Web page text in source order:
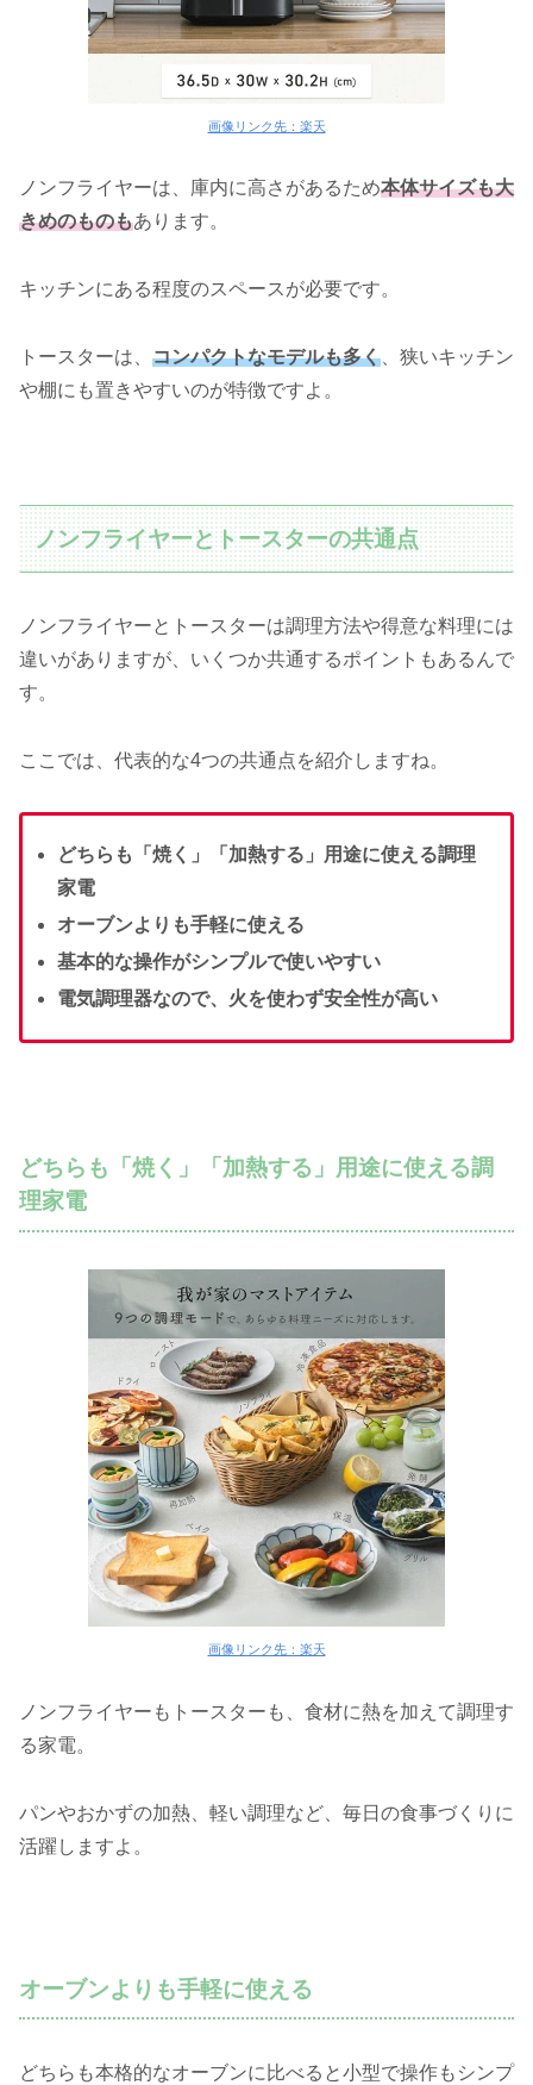
画像リンク先：楽天
ノンフライヤーは、庫内に高さがあるため本体サイズも大
きめのものもあります。
キッチンにある程度のスペースが必要です。
トースターは、 コンパクトなモデルも多く 、狭いキッチン
や棚にも置きやすいのが特徴ですよ。
ノンフライヤーとトースターの共通点
ノンフライヤーとトースターは調理方法や得意な料理には
違いがありますが、いくつか共通するポイントもあるんで
す。
ここでは、代表的な4つの共通点を紹介しますね。
どちらも「焼く」「加熱する」用途に使える調理
家電
オーブンよりも手軽に使える
基本的な操作がシンプルで使いやすい
電気調理器なので、火を使わず安全性が高い
どちらも「焼く」「加熱する」用途に使える調
理家電
画像リンク先：楽天
ノンフライヤーもトースターも、食材に熱を加えて調理す
る家電。
パンやおかずの加熱、軽い調理など、毎日の食事づくりに
活躍しますよ。
オーブンよりも手軽に使える
どちらも本格的なオーブンに比べると小型で操作もシンプ